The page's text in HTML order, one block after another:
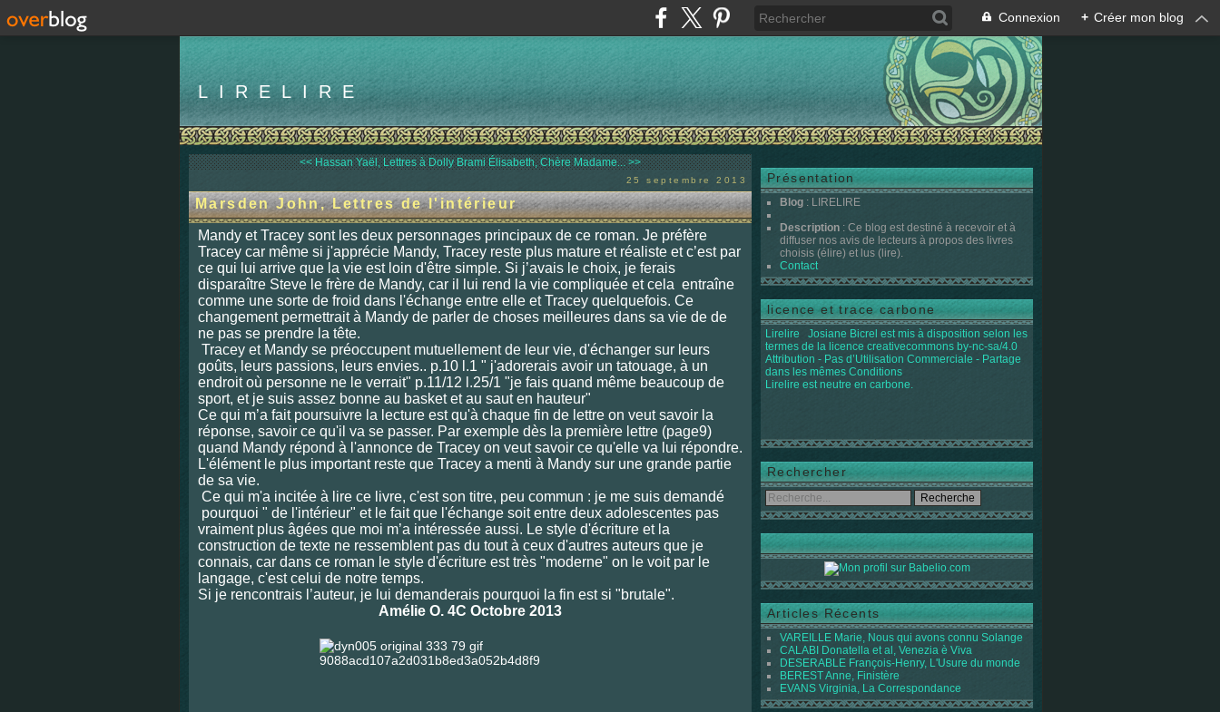
Connexion + Créer mon blog
LIRELIRE
<< Hassan Yaël, Lettres à Dolly Brami Élisabeth, Chère Madame... >>
25 septembre 2013
Marsden John, Lettres de l'intérieur
Mandy et Tracey sont les deux personnages principaux de ce roman. Je préfère
Tracey car même si j'apprécie Mandy, Tracey reste plus mature et réaliste et c’est par
ce qui lui arrive que la vie est loin d'être simple. Si j’avais le choix, je ferais
disparaître Steve le frère de Mandy, car il lui rend la vie compliquée et cela entraîne
comme une sorte de froid dans l'échange entre elle et Tracey quelquefois. Ce
changement permettrait à Mandy de parler de choses meilleures dans sa vie de de
ne pas se prendre la tête.
Tracey et Mandy se préoccupent mutuellement de leur vie, d'échanger sur leurs
goûts, leurs passions, leurs envies.. p.10 l.1 " j'adorerais avoir un tatouage, à un
endroit où personne ne le verrait" p.11/12 l.25/1 "je fais quand même beaucoup de
sport, et je suis assez bonne au basket et au saut en hauteur"
Ce qui m’a fait poursuivre la lecture est qu'à chaque fin de lettre on veut savoir la
réponse, savoir ce qu'il va se passer. Par exemple dès la première lettre (page9)
quand Mandy répond à l'annonce de Tracey on veut savoir ce qu'elle va lui répondre.
L'élément le plus important reste que Tracey a menti à Mandy sur une grande partie
de sa vie.
Ce qui m'a incitée à lire ce livre, c'est son titre, peu commun : je me suis demandé
pourquoi " de l'intérieur" et le fait que l'échange soit entre deux adolescentes pas
vraiment plus âgées que moi m’a intéressée aussi. Le style d'écriture et la
construction de texte ne ressemblent pas du tout à ceux d'autres auteurs que je
connais, car dans ce roman le style d'écriture est très "moderne" on le voit par le
langage, c'est celui de notre temps.
Si je rencontrais l’auteur, je lui demanderais pourquoi la fin est si "brutale".
Amélie O. 4C Octobre 2013
Présentation
Blog : LIRELIRE
Description : Ce blog est destiné à recevoir et à
diffuser nos avis de lecteurs à propos des livres
choisis (élire) et lus (lire).
Contact
licence et trace carbone
Lirelire Josiane Bicrel est mis à disposition selon les
termes de la licence creativecommons by-nc-sa/4.0
Attribution - Pas d’Utilisation Commerciale - Partage
dans les mêmes Conditions
Lirelire est neutre en carbone.
Rechercher
Articles Récents
VAREILLE Marie, Nous qui avons connu Solange
CALABI Donatella et al, Venezia è Viva
DESERABLE François-Henry, L'Usure du monde
BEREST Anne, Finistère
EVANS Virginia, La Correspondance